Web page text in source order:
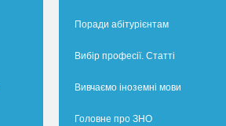
Поради абітурієнтам
Вибір професії. Статті
Вивчаємо іноземні мови
Головне про ЗНО